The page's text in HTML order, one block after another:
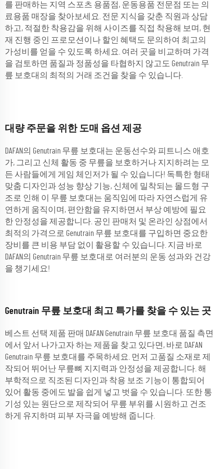
를 판매하는 지역 스포츠 용품점, 운동용품 전문점 또는 의
료용품 매장을 찾아보세요. 전문 지식을 갖춘 직원과 상담
하고, 적절한 착용감을 위해 사이즈를 직접 착용해 보며, 현
재 진행 중인 프로모션이나 할인 혜택도 문의하여 최고의
가성비를 얻을 수 있도록 하세요. 여러 곳을 비교하며 가격
을 검토하면 품질과 정품성을 타협하지 않고도 Genutrain 무
릎 보호대의 최적의 거래 조건을 찾을 수 있습니다.
대량 주문을 위한 도매 옵션 제공
DAFAN의 Genutrain 무릎 보호대는 운동선수와 피트니스 애호
가, 그리고 신체 활동 중 무릎을 보호하거나 지지하려는 모
든 사람들에게 게임 체인저가 될 수 있습니다! 독특한 형태
맞춤 디자인과 성능 향상 기능, 신체에 밀착되는 몰드형 구
조로 인해 이 무릎 보호대는 움직임에 따라 자연스럽게 유
연하게 움직이며, 편안함을 유지하면서 부상 예방에 필요
한 안정성을 제공합니다. 공인 판매처 및 온라인 상점에서
최적의 가격으로 Genutrain 무릎 보호대를 구입하면 중요한
장비를 큰 비용 부담 없이 활용할 수 있습니다. 지금 바로
DAFAN의 Genutrain 무릎 보호대로 여러분의 운동 성과와 건강
을 챙기세요!
Genutrain 무릎 보호대 최고 특가를 찾을 수 있는 곳
베스트 선택 제품 판매 DAFAN Genutrain 무릎 보호대 품질 측면
에서 앞서 나가고자 하는 제품을 찾고 있다면, 바로 DAFAN
Genutrain 무릎 보호대를 주목하세요. 먼저 고품질 소재로 제
작되어 뛰어난 무릎뼈 지지력과 안정성을 제공합니다. 해
부학적으로 직조된 디자인과 착용 보조 기능이 통합되어
있어 활동 중에도 발을 쉽게 넣고 벗을 수 있습니다. 또한 통
기성 있는 원단으로 제작되어 무릎 부위를 시원하고 건조
하게 유지하며 피부 자극을 예방해 줍니다.